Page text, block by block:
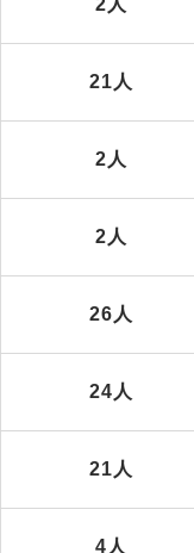
2人
21人
2人
2人
26人
24人
21人
4人